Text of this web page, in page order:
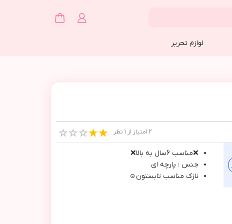
لوازم تحریر
2 امتیاز از 1 نظر
❌مناسب ٦سال به بالا❌
جنس : پارچه اي
نازك مناسب تابستون☺️